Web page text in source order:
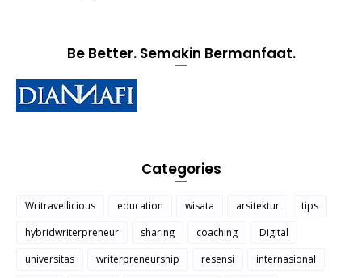
Be Better. Semakin Bermanfaat.
Categories
Writravellicious education wisata arsitektur
tips
hybridwriterpreneur
sharing coaching
Digital
universitas
writerpreneurship resensi
internasional